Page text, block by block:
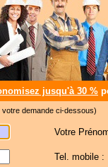
jusqu'à 30 %
votre demande ci-dessous)
Votre
Tel. mobile :